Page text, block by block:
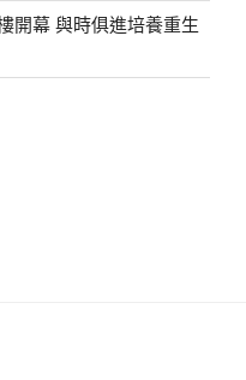
開幕 與時俱進培養重生